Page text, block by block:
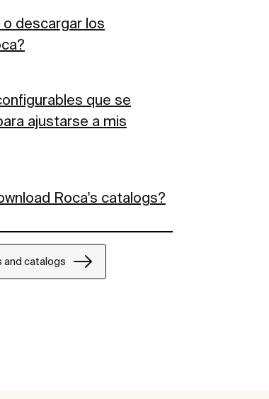
descargar los
que se
ajustarse a mis
Roca's catalogs?
and catalogs